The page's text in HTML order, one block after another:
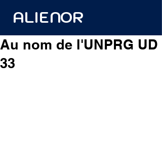
ALIENOR
Au nom de l'UNPRG UD
33